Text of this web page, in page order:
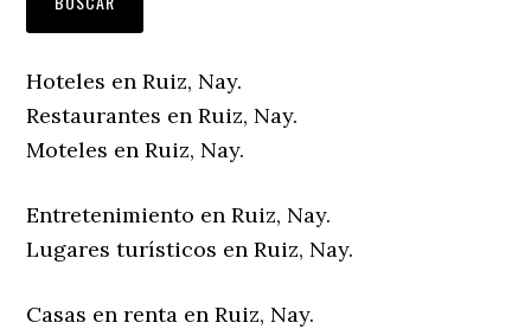
Hoteles en Ruiz, Nay.
Restaurantes en Ruiz, Nay.
Moteles en Ruiz, Nay.
Entretenimiento en Ruiz, Nay.
Lugares turísticos en Ruiz, Nay.
Casas en renta en Ruiz, Nay.